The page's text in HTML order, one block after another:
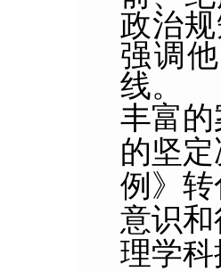
政治
强调
线。
丰富
的坚
例》
意识
理学